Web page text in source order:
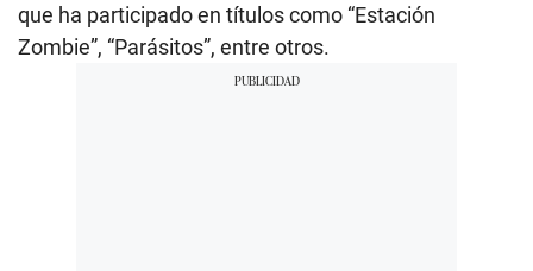
que ha participado en títulos como “Estación
Zombie”, “Parásitos”, entre otros.